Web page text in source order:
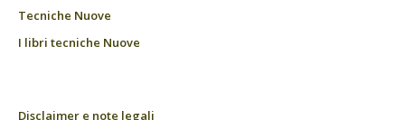
Tecniche Nuove
I libri tecniche Nuove
Disclaimer e note legali